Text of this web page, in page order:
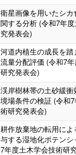
衛星画像を用いたシ
関する分析 (令和7年
究発表会)
河道内植生の成長を
流量分配評価 (令和7
研究発表会)
渓岸樹林帯の土砂緩
境場条件の検証 (令和
術研究発表会)
耕作放棄地の転用に
与する湿地化ポテン
7年度土木学会技術研